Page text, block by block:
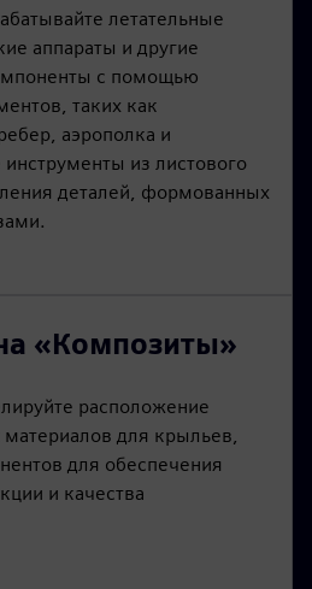
летательные
аппараты и другие
с помощью
таких как
аэрополка и
из листового
деталей, формованных
«Композиты»
расположение
для крыльев,
для обеспечения
и качества